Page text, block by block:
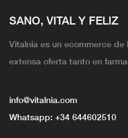
SANO, VITAL Y FELIZ
Vitalnia es un ecommerce
extensa oferta tanto en
info@vitalnia.com
Whatsapp: +34 644602510